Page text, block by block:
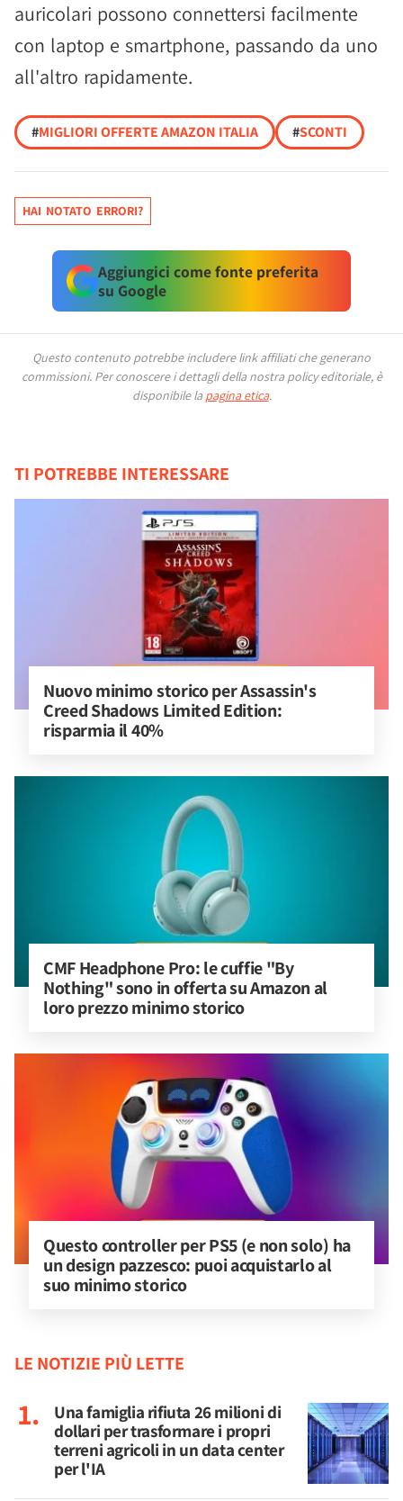
auricolari possono connettersi facilmente
con laptop e smartphone, passando da uno
all'altro rapidamente.
#MIGLIORI OFFERTE AMAZON ITALIA #SCONTI
HAI NOTATO ERRORI?
Aggiungici come fonte preferita
su Google
Questo contenuto potrebbe includere link affiliati che generano
commissioni. Per conoscere i dettagli della nostra policy editoriale, è
disponibile la pagina etica.
TI POTREBBE INTERESSARE
Nuovo minimo storico per Assassin's
Creed Shadows Limited Edition:
risparmia il 40%
CMF Headphone Pro: le cuffie "By
Nothing" sono in offerta su Amazon al
loro prezzo minimo storico
Questo controller per PS5 (e non solo) ha
un design pazzesco: puoi acquistarlo al
suo minimo storico
LE NOTIZIE PIÙ LETTE
Una famiglia rifiuta 26 milioni di
dollari per trasformare i propri
terreni agricoli in un data center
per l'IA